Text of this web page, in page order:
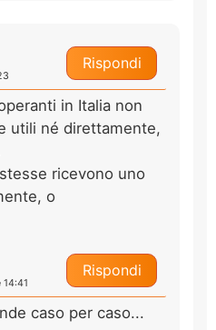
Rispondi
in Italia non
utili né direttamente,
ricevono uno
o
Rispondi
caso per caso...